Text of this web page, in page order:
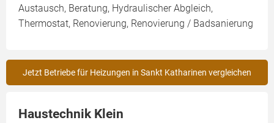
Austausch, Beratung, Hydraulischer Abgleich,
Thermostat, Renovierung, Renovierung / Badsanierung
Jetzt Betriebe für Heizungen in Sankt Katharinen vergleichen
Haustechnik Klein